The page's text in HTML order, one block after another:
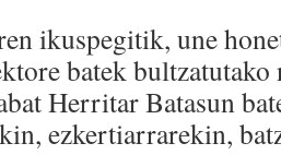
ikuspegitik, une
batek
Herritar Batasun
ezkertiarrarekin,